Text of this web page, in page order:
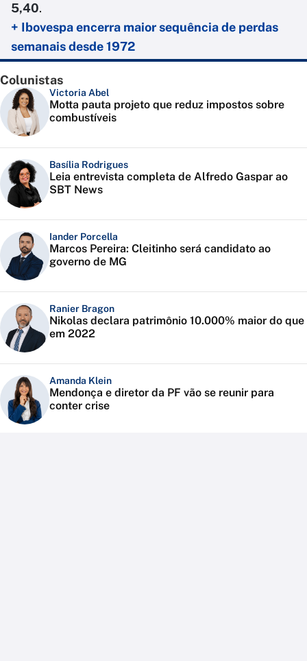
5,40.
+ Ibovespa encerra maior sequência de perdas
semanais desde 1972
Colunistas
Victoria Abel
Motta pauta projeto que reduz impostos sobre
combustíveis
Basília Rodrigues
Leia entrevista completa de Alfredo Gaspar ao
SBT News
Iander Porcella
Marcos Pereira: Cleitinho será candidato ao
governo de MG
Ranier Bragon
Nikolas declara patrimônio 10.000% maior do que
em 2022
Amanda Klein
Mendonça e diretor da PF vão se reunir para
conter crise